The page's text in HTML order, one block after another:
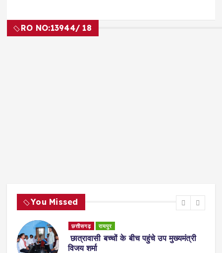
RO NO:13944/ 18
You Missed
छत्तीसगढ़ रायपुर
छात्रावासी बच्चों के बीच पहुंचे उप मुख्यमंत्री
विजय शर्मा